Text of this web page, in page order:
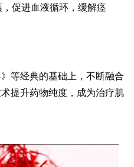
促进血液循环，缓解痉
等经典的基础上，不断融合
提升药物纯度，成为治疗肌